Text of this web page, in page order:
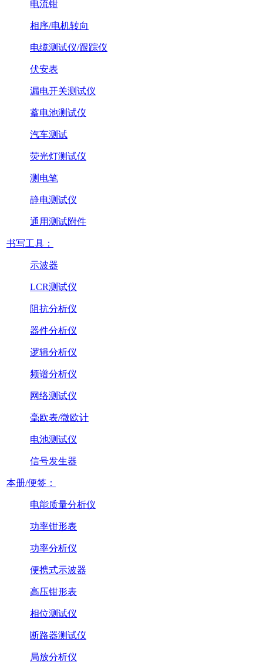
电流钳
相序/电机转向
电缆测试仪/跟踪仪
伏安表
漏电开关测试仪
蓄电池测试仪
汽车测试
荧光灯测试仪
测电笔
静电测试仪
通用测试附件
书写工具：
示波器
LCR测试仪
阻抗分析仪
器件分析仪
逻辑分析仪
频谱分析仪
网络测试仪
毫欧表/微欧计
电池测试仪
信号发生器
本册/便签：
电能质量分析仪
功率钳形表
功率分析仪
便携式示波器
高压钳形表
相位测试仪
断路器测试仪
局放分析仪